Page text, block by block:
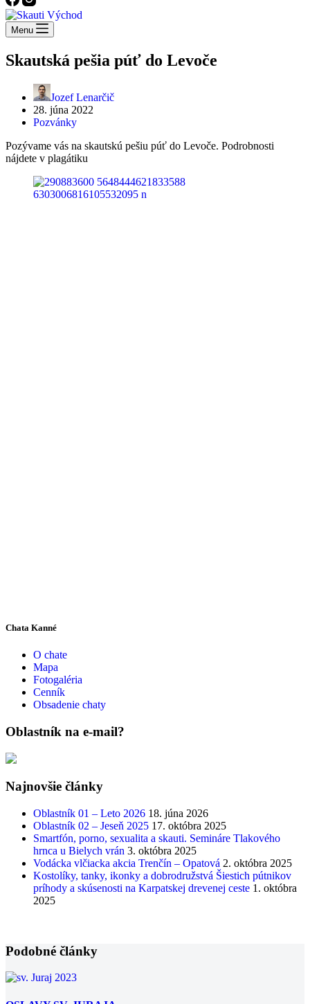
Menu
Skautská pešia púť do Levoče
Jozef Lenarčič
28. júna 2022
Pozvánky
Pozývame vás na skautskú pešiu púť do Levoče. Podrobnosti
nájdete v plagátiku
Chata Kanné
O chate
Mapa
Fotogaléria
Cenník
Obsadenie chaty
Oblastník na e-mail?
Najnovšie články
Oblastník 01 – Leto 2026 18. júna 2026
Oblastník 02 – Jeseň 2025 17. októbra 2025
Smartfón, porno, sexualita a skauti. Semináre Tlakového
hrnca u Bielych vrán 3. októbra 2025
Vodácka vlčiacka akcia Trenčín – Opatová 2. októbra 2025
Kostolíky, tanky, ikonky a dobrodružstvá Šiestich pútnikov
príhody a skúsenosti na Karpatskej drevenej ceste 1. októbra
2025
Podobné články